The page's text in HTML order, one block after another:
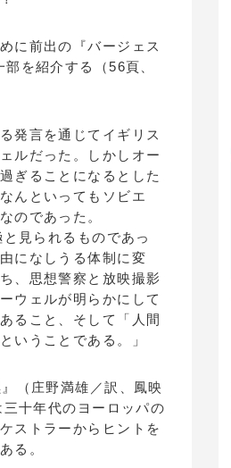
に前出の『バージェス
を紹介する（56頁、
発言を通じてイギリス
ルだった。しかしオー
ぎることになるとした
んといってもソビエ
のであった。
見られるものであっ
になしうる体制に変
、思想警察と放映撮影
ウェルが明らかにして
ること、そして「人間
いうことである。」
（庄野満雄／訳、鳳映
十年代のヨーロッパの
ストラーからヒントを
る。